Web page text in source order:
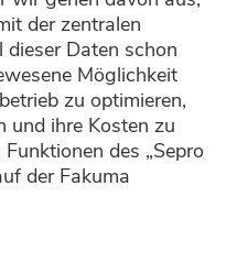
der zentralen
Daten schon
Möglichkeit
zu optimieren,
und ihre Kosten zu
des „Sepro
der Fakuma